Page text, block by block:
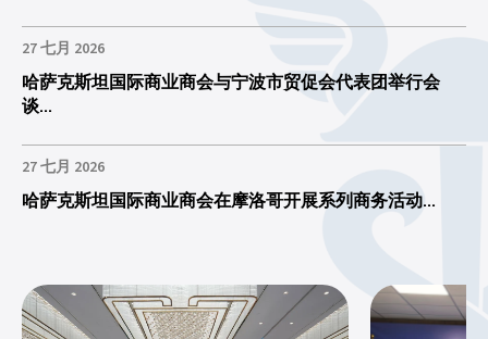
27 七月 2026
哈萨克斯坦国际商业商会与宁波市贸促会代表团举行会
谈...
27 七月 2026
哈萨克斯坦国际商业商会在摩洛哥开展系列商务活动...